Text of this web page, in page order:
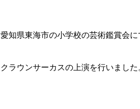
愛知県東海市の小学校の芸術鑑賞会に
クラウンサーカスの上演を行いました